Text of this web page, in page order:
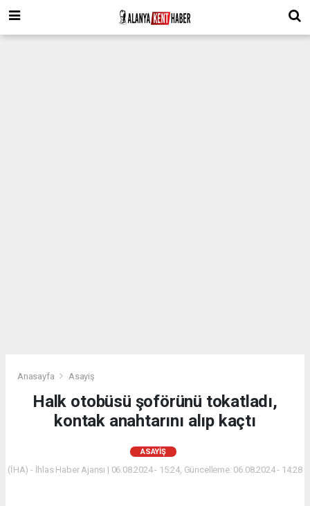
Anasayfa Asayiş
Halk otobüsü şoförünü tokatladı,
kontak anahtarını alıp kaçtı
ASAYIŞ
(İHA) - İhlas Haber Ajansı | 06.08.2024 - 15:24, Güncelleme: 06.08.2024 - 14:28